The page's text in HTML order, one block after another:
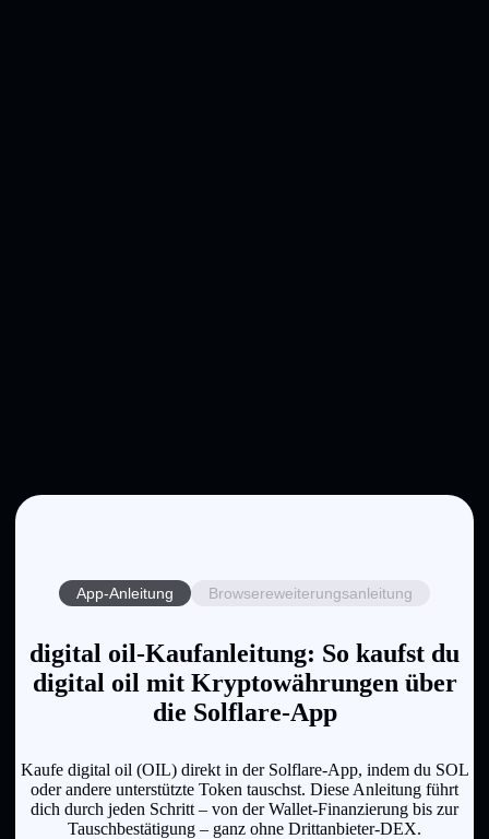
App-Anleitung Browsereweiterungsanleitung
digital oil-Kaufanleitung: So kaufst du
digital oil mit Kryptowährungen über
die Solflare-App
Kaufe digital oil (OIL) direkt in der Solflare-App, indem du SOL
oder andere unterstützte Token tauschst. Diese Anleitung führt
dich durch jeden Schritt – von der Wallet-Finanzierung bis zur
Tauschbestätigung – ganz ohne Drittanbieter-DEX.